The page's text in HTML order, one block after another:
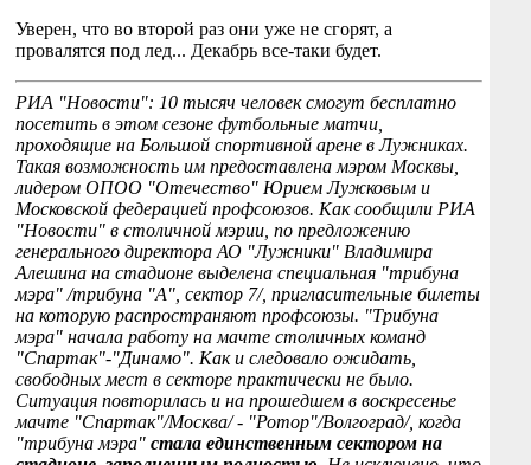
Уверен, что во второй раз они уже не сгорят, а
провалятся под лед... Декабрь все-таки будет.
РИА "Новости": 10 тысяч человек смогут бесплатно
посетить в этом сезоне футбольные матчи,
проходящие на Большой спортивной арене в Лужниках.
Такая возможность им предоставлена мэром Москвы,
лидером ОПОО "Отечество" Юрием Лужковым и
Московской федерацией профсоюзов. Как сообщили РИА
"Новости" в столичной мэрии, по предложению
генерального директора АО "Лужники" Владимира
Алешина на стадионе выделена специальная "трибуна
мэра" /трибуна "А", сектор 7/, пригласительные билеты
на которую распространяют профсоюзы. "Трибуна
мэра" начала работу на мачте столичных команд
"Спартак"-"Динамо". Как и следовало ожидать,
свободных мест в секторе практически не было.
Ситуация повторилась и на прошедшем в воскресенье
мачте "Спартак"/Москва/ - "Ротор"/Волгоград/, когда
"трибуна мэра" стала единственным сектором на